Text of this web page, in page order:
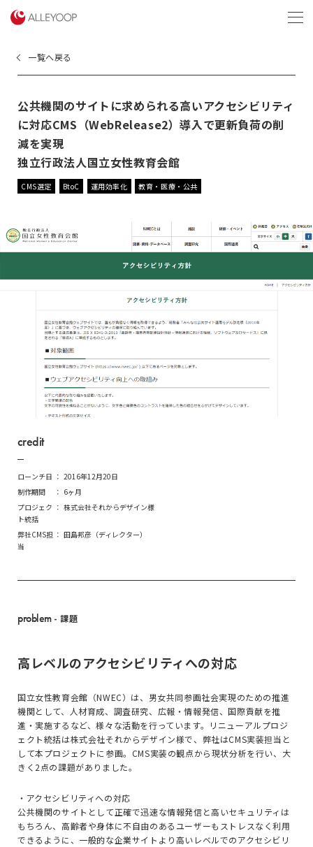
一覧へ戻る
公共機関のサイトに求められる高いアクセシビリティ
に対応CMS（WebRelease2）導入で更新負荷の削
減を実現
独立行政法人国立女性教育会館
CMS選定 BtoC 運用効率化 教育・医療・公共
credit
ローンチ日
2016年12月20日
制作期間
6ヶ月
プロジェク
ト統括
株式会社それからデザイン様
弊社CMS担
当
田島邦彦（ディレクター）
problem- 課題
高レベルのアクセシビリティへの対応
国立女性教育会館（NWEC）は、男女共同参画社会実現のための推進
機関として、人材育成、調査研究、広報・情報発信、国際貢献を推
進・実施するなど、様々な活動を行っています。リニューアルプロジ
ェクト統括は株式会社それからデザイン様で、弊社はCMS実装担当と
して本プロジェクトに参画。CMS実装の観点から現状分析を行い、大
きく2点の課題がありました。
・アクセシビリティへの対応
公共機関のサイトとして正確で迅速な情報発信と高いセキュリティは
もちろん、高齢者や身体に不自由のあるユーザーもストレスなく利用
できるように、一般的な企業サイトより高いレベルでのアクセシビリ